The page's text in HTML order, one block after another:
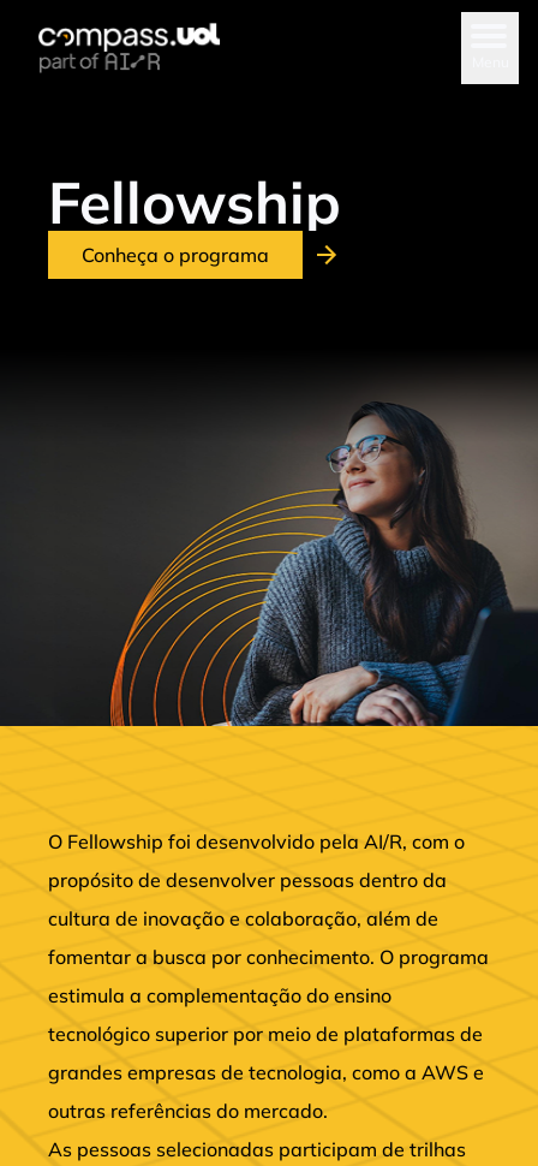
Fellowship
Conheça o programa
O Fellowship foi desenvolvido pela AI/R, com o
propósito de desenvolver pessoas dentro da
cultura de inovação e colaboração, além de
fomentar a busca por conhecimento. O programa
estimula a complementação do ensino
tecnológico superior por meio de plataformas de
grandes empresas de tecnologia, como a AWS e
outras referências do mercado.
As pessoas selecionadas participam de trilhas